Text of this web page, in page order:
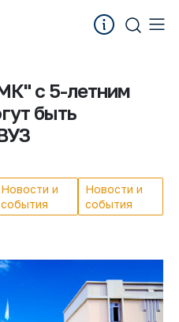
с 5-летним
быть
Новости и
события
Новости и
события